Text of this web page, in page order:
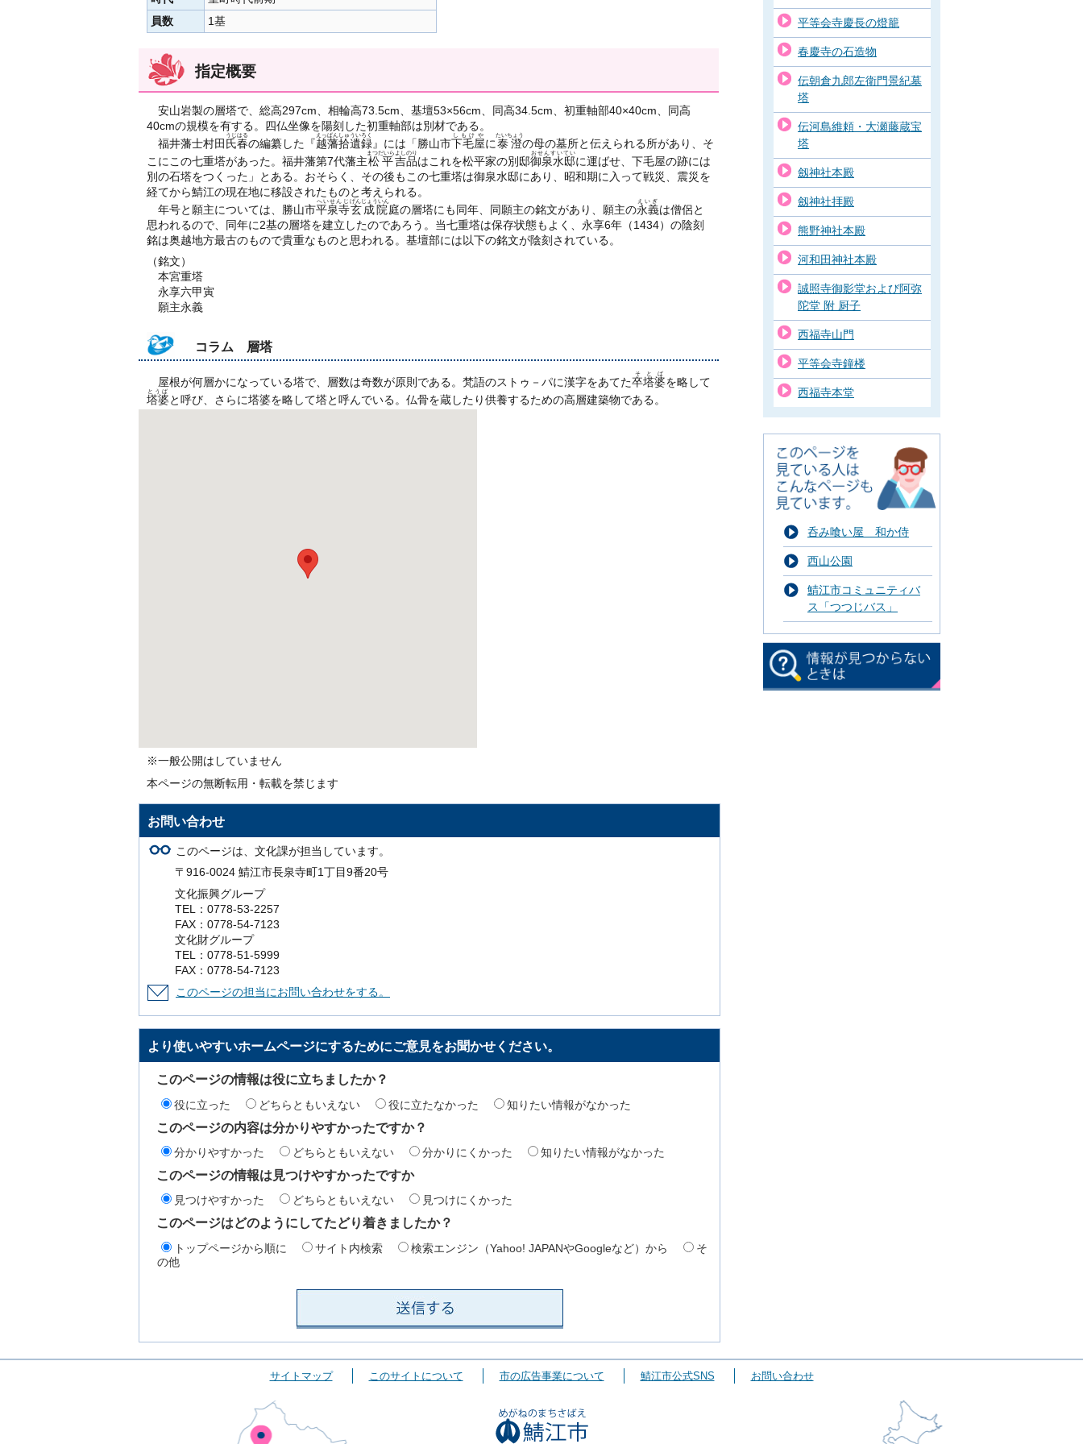
員数
1基
指定概要
安山岩製の層塔で、総高297cm、相輪高73.5cm、基壇53×56cm、同高34.5cm、初重軸部40×40cm、同高
40cmの規模を有する。四仏坐像を陽刻した初重軸部は別材である。
福井藩士村田 氏春
うじはる
の編纂した『越藩拾遺録
えっぱんしゅういろく
』には「勝山市下毛屋
しもけや
に 泰澄
たいちょう
の母の墓所と伝えられる所があり、そ
こにこの七重塔があった。福井藩第7代藩主松平
まつだいら
吉品
よしのり
はこれを松平家の別邸御泉水邸
おせんすいてい
に運ばせ、下毛屋の跡には
別の石塔をつくった」とある。おそらく、その後もこの七重塔は御泉水邸にあり、昭和期に入って戦災、震災を
経てから鯖江の現在地に移設されたものと考えられる。
年号と願主については、勝山市平泉寺
へいせんじ
玄成院
げんじょういん
庭の層塔にも同年、同願主の銘文があり、願主の永義
えいぎ
は僧侶と
思われるので、同年に2基の層塔を建立したのであろう。当七重塔は保存状態もよく、永享6年（1434）の陰刻
銘は奥越地方最古のもので貴重なものと思われる。基壇部には以下の銘文が陰刻されている。
（銘文）
本宮重塔
永享六甲寅
願主永義
コラム 層塔
屋根が何層かになっている塔で、層数は奇数が原則である。梵語のストゥ－パに漢字をあてた卒塔婆
そとば
を略して
塔婆
とうば
と呼び、さらに塔婆を略して塔と呼んでいる。仏骨を蔵したり供養するための高層建築物である。
※一般公開はしていません
本ページの無断転用・転載を禁じます
お問い合わせ
このページは、文化課が担当しています。
〒916-0024 鯖江市長泉寺町1丁目9番20号
文化振興グループ
TEL：0778-53-2257
FAX：0778-54-7123
文化財グループ
TEL：0778-51-5999
FAX：0778-54-7123
このページの担当にお問い合わせをする。
より使いやすいホームページにするためにご意見をお聞かせください。
このページの情報は役に立ちましたか？
役に立った どちらともいえない 役に立たなかった 知りたい情報がなかった
このページの内容は分かりやすかったですか？
分かりやすかった どちらともいえない 分かりにくかった 知りたい情報がなかった
このページの情報は見つけやすかったですか
見つけやすかった どちらともいえない 見つけにくかった
このページはどのようにしてたどり着きましたか？
トップページから順に サイト内検索 検索エンジン（Yahoo! JAPANやGoogleなど）から
そ
の他
平等会寺慶長の燈籠
春慶寺の石造物
伝朝倉九郎左衛門景紀墓
塔
伝河島維頼・大瀬藤蔵宝
塔
劔神社本殿
劔神社拝殿
熊野神社本殿
河和田神社本殿
誠照寺御影堂および阿弥
陀堂 附 厨子
西福寺山門
平等会寺鐘楼
西福寺本堂
呑み喰い屋 和か侍
西山公園
鯖江市コミュニティバ
ス「つつじバス」
サイトマップ このサイトについて 市の広告事業について 鯖江市公式SNS お問い合わせ